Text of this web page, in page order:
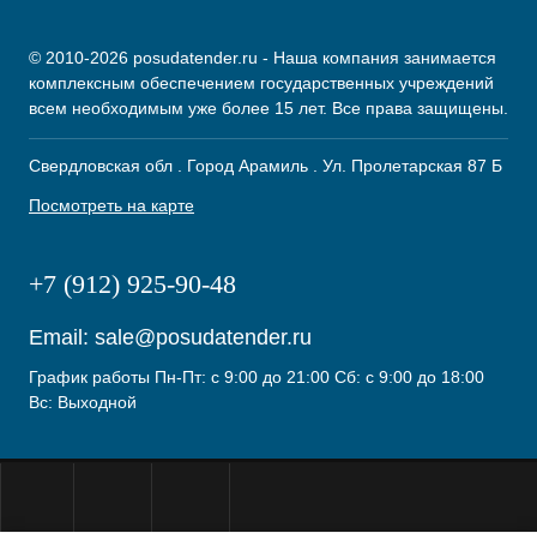
© 2010-2026 posudatender.ru - Наша компания занимается
комплексным обеспечением государственных учреждений
всем необходимым уже более 15 лет. Все права защищены.
Свердловская обл . Город Арамиль . Ул. Пролетарская 87 Б
Посмотреть на карте
+7 (912) 925-90-48
Email: sale@posudatender.ru
График работы Пн-Пт: с 9:00 до 21:00 Сб: с 9:00 до 18:00
Вс: Выходной